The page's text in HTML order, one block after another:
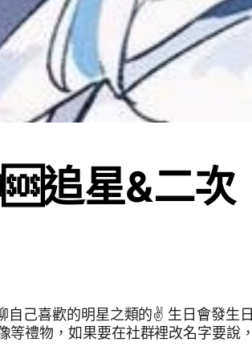
追星&二次
自己喜歡的明星之類的✌️ 生日會發生日
等禮物，如果要在社群裡改名字要說，